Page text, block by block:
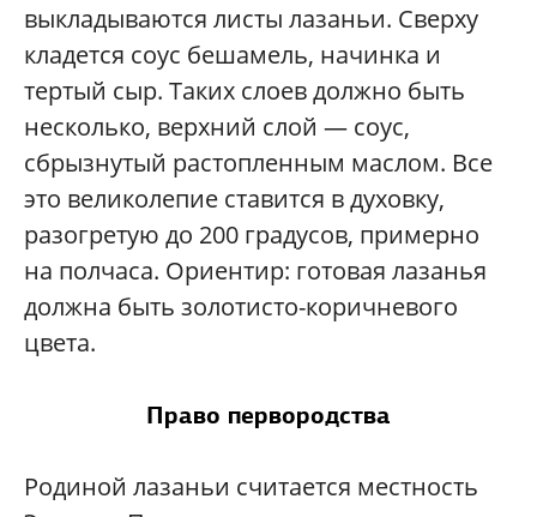
выкладываются листы лазаньи. Сверху
кладется соус бешамель, начинка и
тертый сыр. Таких слоев должно быть
несколько, верхний слой — соус,
сбрызнутый растопленным маслом. Все
это великолепие ставится в духовку,
разогретую до 200 градусов, примерно
на полчаса. Ориентир: готовая лазанья
должна быть золотисто-коричневого
цвета.
Право первородства
Родиной лазаньи считается местность